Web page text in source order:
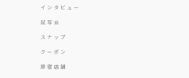
インタビュー
試写会
スナップ
クーポン
原宿店舗